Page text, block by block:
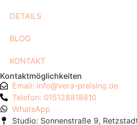
DETAILS
BLOG
KONTAKT
Kontaktmöglichkeiten
Email: info@vera-preising.de
Telefon: 015128818810
WhatsApp
Studio: Sonnenstraße 9,